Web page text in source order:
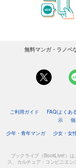
無料マンガ・ラノベ
ご利用ガイド FAQ(よくあ
示
少年・青年マンガ
少女・女
ブックライブ（BookLive!）
ス、カルチュア・コンビニエ